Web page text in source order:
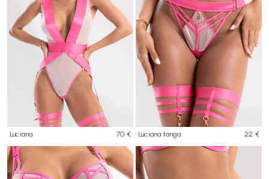
Luciana 70 € Luciana tanga 22 €